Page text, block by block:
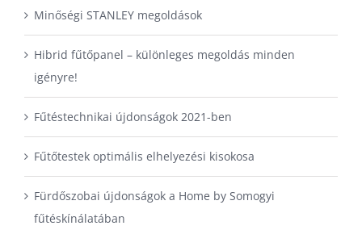
Minőségi STANLEY megoldások
Hibrid fűtőpanel – különleges megoldás minden
igényre!
Fűtéstechnikai újdonságok 2021-ben
Fűtőtestek optimális elhelyezési kisokosa
Fürdőszobai újdonságok a Home by Somogyi
fűtéskínálatában